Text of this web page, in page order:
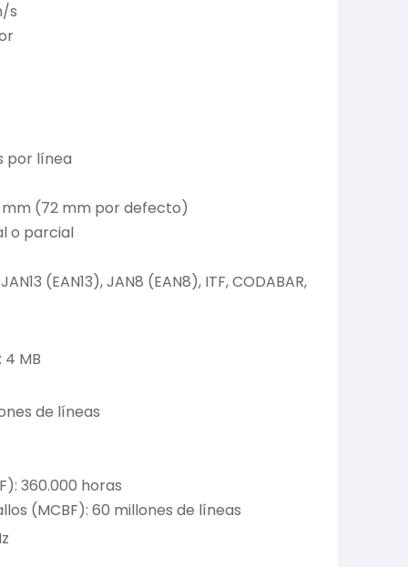
s
por línea
mm (72 mm por defecto)
o parcial
(EAN13), JAN8 (EAN8), ITF, CODABAR,
MB
de líneas
360.000 horas
(MCBF): 60 millones de líneas